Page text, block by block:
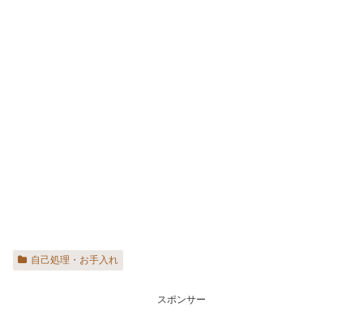
自己処理・お手入れ
スポンサー